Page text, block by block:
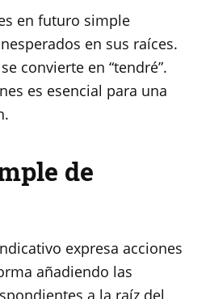
en futuro simple
en sus raíces.
convierte en “tendré”.
es esencial para una
de
expresa acciones
añadiendo las
a la raíz del